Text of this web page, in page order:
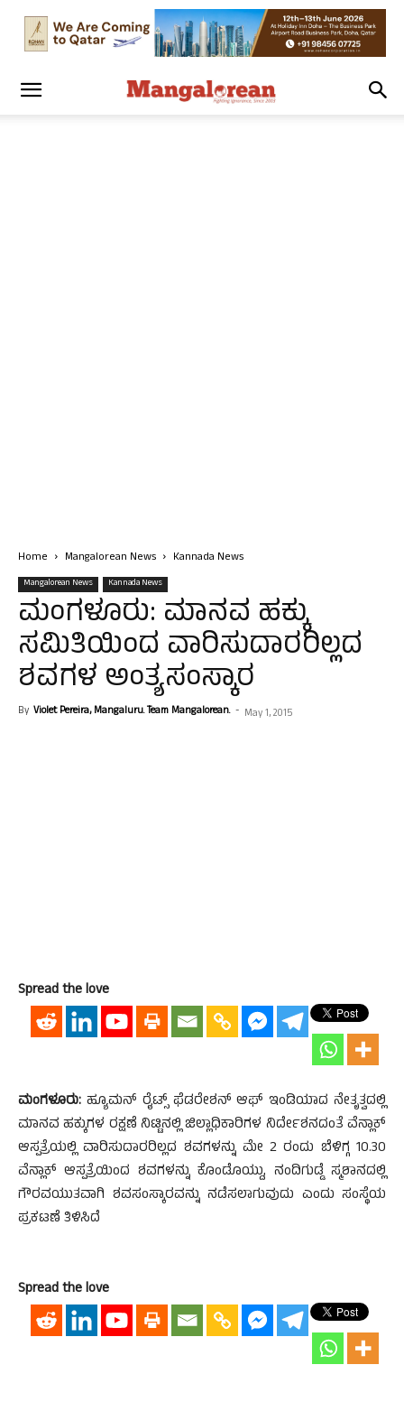
Home Mangalorean News Kannada News
Mangalorean News Kannada News
ಮಂಗಳೂರು: ಮಾನವ ಹಕ್ಕು
ಸಮಿತಿಯಿಂದ ವಾರಿಸುದಾರರಿಲ್ಲದ
ಶವಗಳ ಅಂತ್ಯಸಂಸ್ಕಾರ
By Violet Pereira, Mangaluru. Team Mangalorean. - May 1, 2015
Spread the love
ಮಂಗಳೂರು: ಹ್ಯೂಮನ್ ರೈಟ್ಸ್ ಫೆಡರೇಶನ್ ಆಫ್ ಇಂಡಿಯಾದ ನೇತೃತ್ವದಲ್ಲಿ
ಮಾನವ ಹಕ್ಕುಗಳ ರಕ್ಷಣೆ ನಿಟ್ಟಿನಲ್ಲಿ ಜಿಲ್ಲಾಧಿಕಾರಿಗಳ ನಿರ್ದೇಶನದಂತೆ ವೆನ್ಲಾಕ್
ಆಸ್ಪತ್ರೆಯಲ್ಲಿ ವಾರಿಸುದಾರರಿಲ್ಲದ ಶವಗಳನ್ನು ಮೇ 2 ರಂದು ಬೆಳಿಗ್ಗ 10.30
ವೆನ್ಲಾಕ್ ಆಸ್ಪತ್ರೆಯಿಂದ ಶವಗಳನ್ನು ಕೊಂಡೊಯ್ದು, ನಂದಿಗುಡ್ಡೆ ಸ್ಮಶಾನದಲ್ಲಿ
ಗೌರವಯುತವಾಗಿ ಶವಸಂಸ್ಕಾರವನ್ನು ನಡೆಸಲಾಗುವುದು ಎಂದು ಸಂಸ್ಥೆಯ
ಪ್ರಕಟಣೆ ತಿಳಿಸಿದೆ
Spread the love